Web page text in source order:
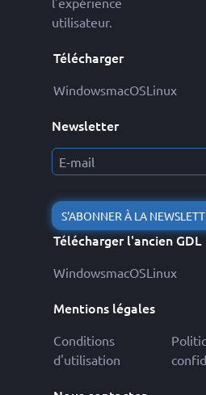
utilisateur.
Télécharger
WindowsmacOSLinux
Newsletter
S'ABONNER À LA
Télécharger l'ancien GDL
WindowsmacOSLinux
Mentions légales
Conditions
d'utilisation